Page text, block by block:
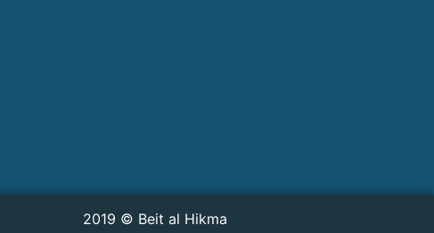
2019 © Beit al Hikma